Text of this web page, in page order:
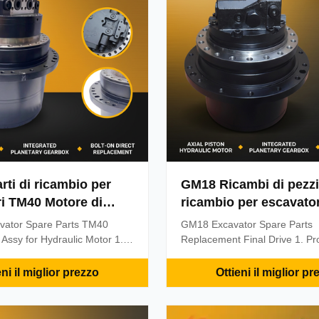
di ricambio per
TM40 Motore di
motore idraulico
Spare Parts TM40
for Hydraulic Motor 1.
Order Quantity:) 1
il miglior prezzo
GM18 Ricambi di
ricambio per
GM18 Excavator Spare Parts
Replacement Final Drive 1.
MOQ(Minimum Order
Ottieni il miglior